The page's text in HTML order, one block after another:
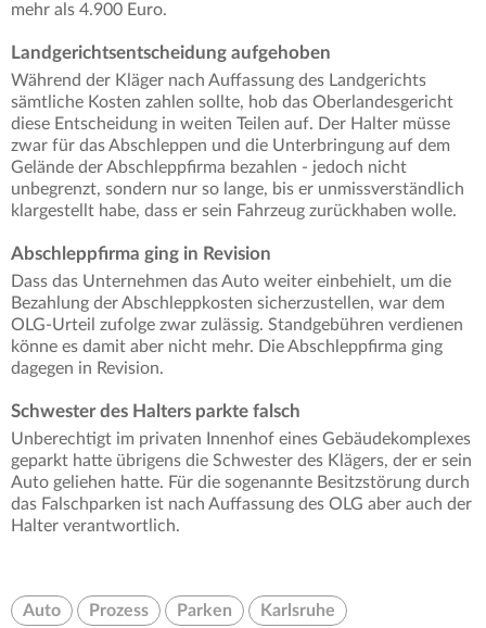
mehr als 4.900 Euro.
Landgerichtsentscheidung aufgehoben
Während der Kläger nach Auffassung des Landgerichts
sämtliche Kosten zahlen sollte, hob das Oberlandesgericht
diese Entscheidung in weiten Teilen auf. Der Halter müsse
zwar für das Abschleppen und die Unterbringung auf dem
Gelände der Abschleppfirma bezahlen - jedoch nicht
unbegrenzt, sondern nur so lange, bis er unmissverständlich
klargestellt habe, dass er sein Fahrzeug zurückhaben wolle.
Abschleppfirma ging in Revision
Dass das Unternehmen das Auto weiter einbehielt, um die
Bezahlung der Abschleppkosten sicherzustellen, war dem
OLG-Urteil zufolge zwar zulässig. Standgebühren verdienen
könne es damit aber nicht mehr. Die Abschleppfirma ging
dagegen in Revision.
Schwester des Halters parkte falsch
Unberechtigt im privaten Innenhof eines Gebäudekomplexes
geparkt hatte übrigens die Schwester des Klägers, der er sein
Auto geliehen hatte. Für die sogenannte Besitzstörung durch
das Falschparken ist nach Auffassung des OLG aber auch der
Halter verantwortlich.
Auto Prozess Parken Karlsruhe